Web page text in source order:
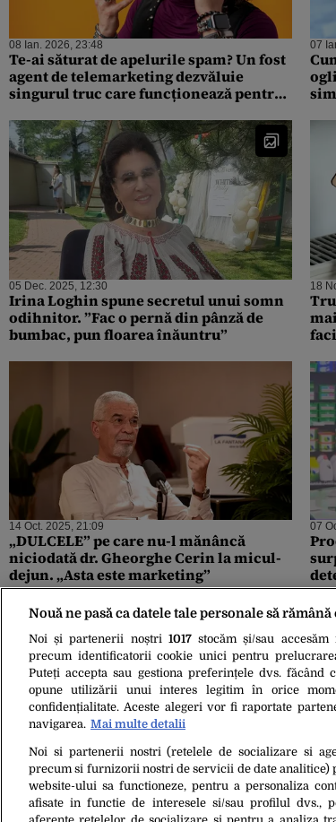
08 Ian. 2026, 23:48
Te-ai săturat de apelurile spam? Un fost
agent de telemarketing dezvăluie
singurul truc care funcționează pentru
07
05 Dec. 2025, 12:30
Irina Loghin spune secretul unui somn
odihnitor. ”Fac o pernă din pânză de
bumbac, pun floarea înăuntru”
18
14 Oct. 2025, 21:09
„DULCELE” pe care nu-l mănâncă
niciodată dr. Gheorghe Cerin la micul-
dejun. „Asta este marketing”
07
10 Sept. 2025, 12:59
Cum scapi de stratul de GRĂSIME depus
pe dulapurile din bucătărie. Trucul
extrem de simplu care îți protejează
Nouă ne pasă ca datele tale personale să
Noi și partenerii noștri 1017stocăm și/sau
precum identificatorii cookie unici pentru
Puteți accepta sau gestiona preferințele dvs.
opune utilizării unui interes legitim în orice
confidențialitate. Aceste alegeri vor fi raportate
navigarea. Mai multe detalii
Noi si partenerii nostri (retelele de socializare si
precum si furnizorii nostri de servicii de date analitice)
website-ului sa functioneze, pentru a personaliza
afisate in functie de interesele si/sau profilul dvs.,